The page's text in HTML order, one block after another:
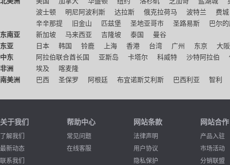
波士顿
明尼阿波利斯 达拉斯 俄克拉荷马 波特兰
费城
辛辛那提
旧金山 匹兹堡 圣地亚哥市 圣路易斯
巴尔
东南亚
新加坡 马来西亚 吉隆坡 泰国
曼谷
东亚
日本 韩国 铃鹿 上海 香港 台湾 广州 东京
大阪
中东
阿拉伯联合酋长国 亚斯岛 卡塔尔 科威特 沙特阿拉伯
非洲
埃及
喀麦隆
南美洲
巴西 圣保罗 阿根廷 布宜诺斯艾利斯 巴西利亚 智利
关于我们
了解我们
最新动态
联系我们
帮助中心
常见问题
在线客服
网站条款
法律声明
用户协议
隐私保护
网站合作
产品入驻
市场活动
分销联盟